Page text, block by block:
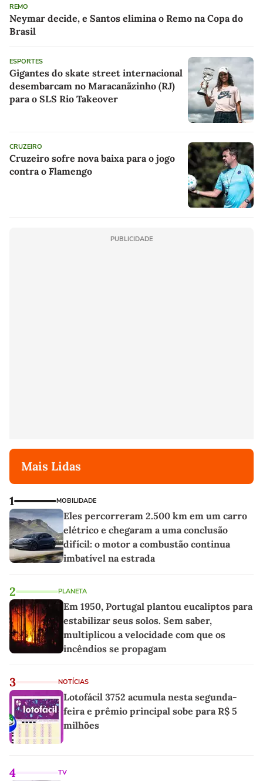
REMO
Neymar decide, e Santos elimina o Remo na Copa do
Brasil
ESPORTES
Gigantes do skate street internacional
desembarcam no Maracanãzinho (RJ)
para o SLS Rio Takeover
CRUZEIRO
Cruzeiro sofre nova baixa para o jogo
contra o Flamengo
PUBLICIDADE
Mais Lidas
1 MOBILIDADE
Eles percorreram 2.500 km em um carro
elétrico e chegaram a uma conclusão
difícil: o motor a combustão continua
imbatível na estrada
2 PLANETA
Em 1950, Portugal plantou eucaliptos para
estabilizar seus solos. Sem saber,
multiplicou a velocidade com que os
incêndios se propagam
3 NOTÍCIAS
Lotofácil 3752 acumula nesta segunda-
feira e prêmio principal sobe para R$ 5
milhões
4 TV